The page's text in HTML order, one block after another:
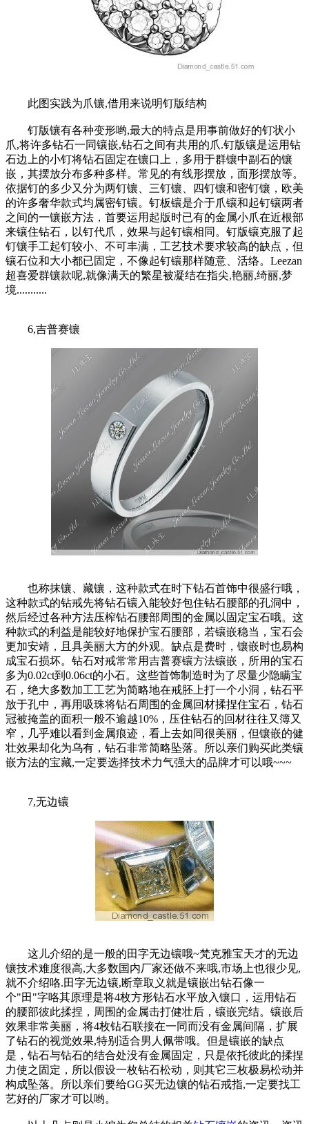
此图实践为爪镶,借用来说明钉版结构
钉版镶有各种变形哟,最大的特点是用事前做好的钉状小
爪,将许多钻石一同镶嵌,钻石之间有共用的爪.钉版镶是运用钻
石边上的小钉将钻石固定在镶口上，多用于群镶中副石的镶
嵌，其摆放分布多种多样。常见的有线形摆放，面形摆放等。
依据钉的多少又分为两钉镶、三钉镶、四钉镶和密钉镶，欧美
的许多奢华款式均属密钉镶。钉板镶是介于爪镶和起钉镶两者
之间的一镶嵌方法，首要运用起版时已有的金属小爪在近根部
来镶住钻石，以钉代爪，效果与起钉镶相同。钉版镶克服了起
钉镶手工起钉较小、不可丰满，工艺技术要求较高的缺点，但
镶石位和大小都已固定，不像起钉镶那样随意、活络。Leezan
超喜爱群镶款呢,就像满天的繁星被凝结在指尖,艳丽,绮丽,梦
境...........
6,吉普赛镶
也称抹镶、藏镶，这种款式在时下钻石首饰中很盛行哦，
这种款式的钻戒先将钻石镶入能较好包住钻石腰部的孔洞中，
然后经过各种方法压榨钻石腰部周围的金属以固定宝石哦。这
种款式的利益是能较好地保护宝石腰部，若镶嵌稳当，宝石会
更加安靖，且具美丽大方的外观。缺点是费时，镶嵌时也易构
成宝石损坏。钻石对戒常常用吉普赛镶方法镶嵌，所用的宝石
多为0.02ct到0.06ct的小石。这些首饰制造时为了尽量少隐瞒宝
石，绝大多数加工工艺为简略地在戒胚上打一个小洞，钻石平
放于孔中，再用吸珠将钻石周围的金属回材揉捏住宝石，钻石
冠被掩盖的面积一般不逾越10%，压住钻石的回材往往又簿又
窄，几乎难以看到金属痕迹，看上去如同很美丽，但镶嵌的健
壮效果却化为乌有，钻石非常简略坠落。所以亲们购买此类镶
嵌方法的宝藏,一定要选择技术力气强大的品牌才可以哦~~~
7,无边镶
这儿介绍的是一般的田字无边镶哦~梵克雅宝天才的无边
镶技术难度很高,大多数国内厂家还做不来哦,市场上也很少见,
就不介绍咯.田字无边镶,断章取义就是镶嵌出钻石像一
个"田"字咯其原理是将4枚方形钻石水平放入镶口，运用钻石
的腰部彼此揉捏，周围的金属击打健壮后，镶嵌完结。镶嵌后
效果非常美丽，将4枚钻石联接在一同而没有金属间隔，扩展
了钻石的视觉效果,特别适合男人佩带哦。但是镶嵌的缺点
是，钻石与钻石的结合处没有金属固定，只是依托彼此的揉捏
力使之固定，所以假设一枚钻石松动，则其它三枚极易松动并
构成坠落。所以亲们要给GG买无边镶的钻石戒指,一定要找工
艺好的厂家才可以哟。